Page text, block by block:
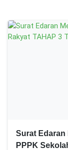
Surat Edaran
PPPK